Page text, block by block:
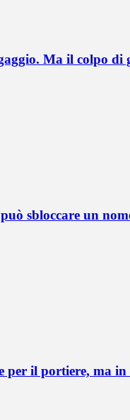
Ma il colpo di
sbloccare un
il portiere, ma in